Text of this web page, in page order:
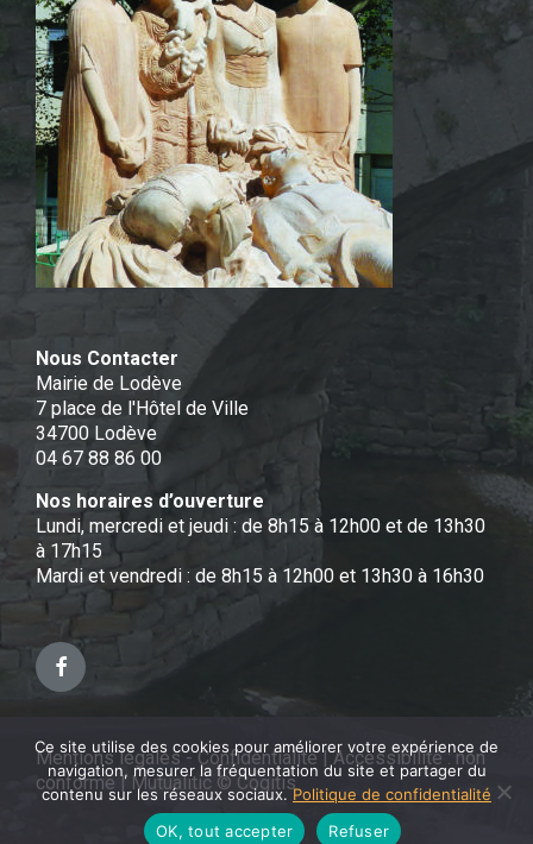
Nous Contacter
Mairie de Lodève
7 place de l'Hôtel de Ville
34700 Lodève
04 67 88 86 00
Nos horaires d’ouverture
Lundi, mercredi et jeudi : de 8h15 à 12h00 et de 13h30
à 17h15
Mardi et vendredi : de 8h15 à 12h00 et 13h30 à 16h30
Facebook
Mentions légales - Confidentialité|Accessibilité : non
conforme| Mutualitic © Cogitis
Ce site utilise des cookies pour améliorer votre expérience de
navigation, mesurer la fréquentation du site et partager du
contenu sur les réseaux sociaux.Politique de confidentialité
OK, tout accepter
Refuser